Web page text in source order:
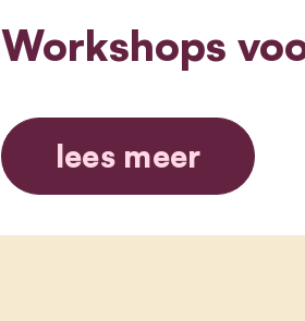
Workshops
lees meer